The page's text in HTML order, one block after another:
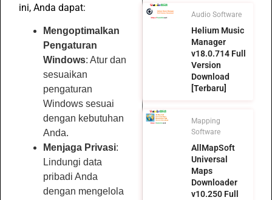
ini, Anda dapat:
Mengoptimalkan
Pengaturan
Windows: Atur dan
sesuaikan
pengaturan
Windows sesuai
dengan kebutuhan
Anda.
Menjaga Privasi:
Lindungi data
pribadi Anda
dengan mengelola
Audio Software
Helium Music
Manager
v18.0.714 Full
Version
Download
[Terbaru]
Mapping
Software
AllMapSoft
Universal
Maps
Downloader
v10.250 Full